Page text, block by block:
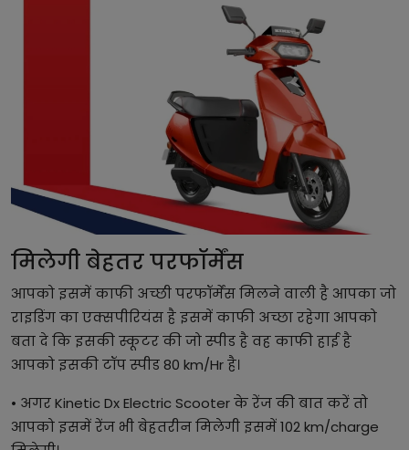
मिलेगी बेहतर परफॉर्मेंस
आपको इसमें काफी अच्छी परफॉर्मेंस मिलने वाली है आपका जो
राइडिंग का एक्सपीरियंस है इसमें काफी अच्छा रहेगा आपको
बता दे कि इसकी स्कूटर की जो स्पीड है वह काफी हाई है
आपको इसकी टॉप स्पीड 80 km/Hr है।
• अगर Kinetic Dx Electric Scooter के रेंज की बात करें तो
आपको इसमें रेंज भी बेहतरीन मिलेगी इसमें 102 km/charge